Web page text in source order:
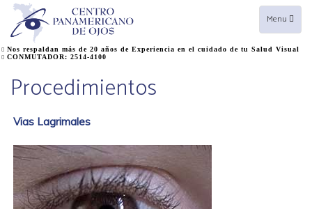
Toggle
navigation
Menu
Nos respaldan más de 20 años de Experiencia en el cuidado de tu Salud Visual
CONMUTADOR: 2514-4100
Procedimientos
Vias Lagrimales